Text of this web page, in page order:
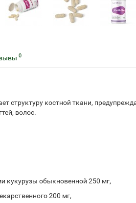
0
структуру костной ткани,
волос.
кукурузы обыкновенной 250 мг,
200 мг,